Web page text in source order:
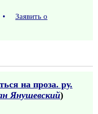
•
Заявить о
на проза. ру.
Янушевский)